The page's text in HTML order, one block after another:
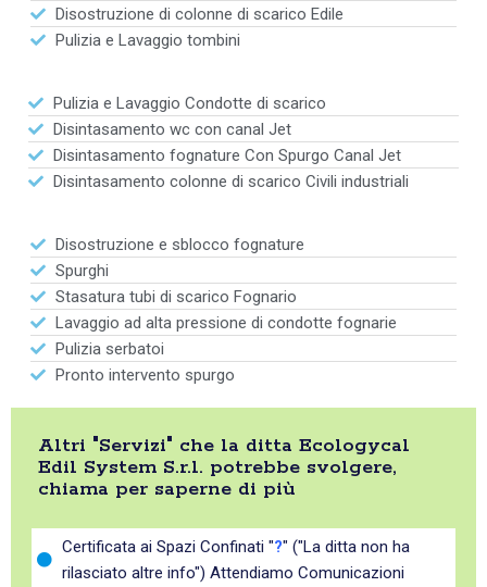
Disostruzione di colonne di scarico Edile
Pulizia e Lavaggio tombini
Pulizia e Lavaggio Condotte di scarico
Disintasamento wc con canal Jet
Disintasamento fognature Con Spurgo Canal Jet
Disintasamento colonne di scarico Civili industriali
Disostruzione e sblocco fognature
Spurghi
Stasatura tubi di scarico Fognario
Lavaggio ad alta pressione di condotte fognarie
Pulizia serbatoi
Pronto intervento spurgo
Altri "Servizi" che la ditta Ecologycal
Edil System S.r.l. potrebbe svolgere,
chiama per saperne di più
Certificata ai Spazi Confinati "?" ("La ditta non ha
rilasciato altre info") Attendiamo Comunicazioni